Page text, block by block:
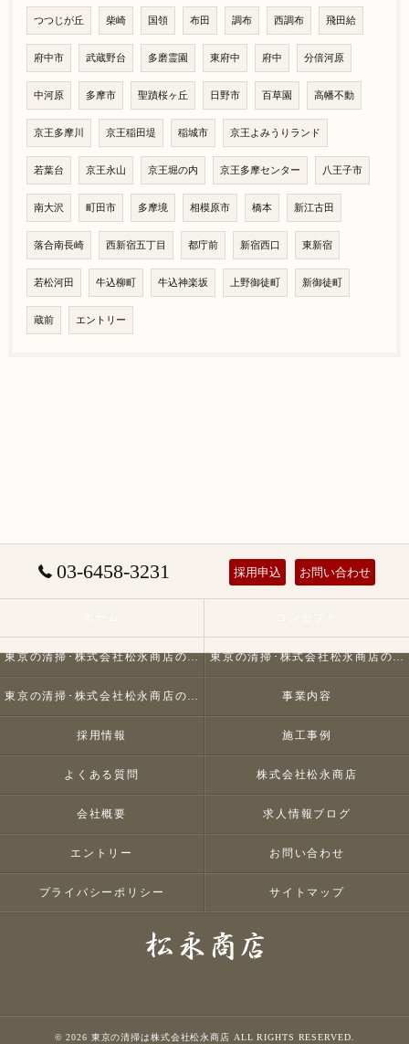
つつじが丘 柴崎 国領 布田 調布 西調布 飛田給
府中市 武蔵野台 多磨霊園 東府中 府中 分倍河原
中河原 多摩市 聖蹟桜ヶ丘 日野市 百草園 高幡不動
京王多摩川 京王稲田堤 稲城市 京王よみうりランド
若葉台 京王永山 京王堀の内 京王多摩センター 八王子市
南大沢 町田市 多摩境 相模原市 橋本 新江古田
落合南長崎 西新宿五丁目 都庁前 新宿西口 東新宿
若松河田 牛込柳町 牛込神楽坂 上野御徒町 新御徒町
蔵前 エントリー
03-6458-3231 採用申込 お問い合わせ
東京の清掃･株式会社松永商店の口コミ情報 東京の清掃･株式会社松永商店の評判
東京の清掃･株式会社松永商店のお客様の声 事業内容
採用情報 施工事例
よくある質問 株式会社松永商店
会社概要 求人情報ブログ
エントリー お問い合わせ
プライバシーポリシー サイトマップ
© 2026 東京の清掃は株式会社松永商店 ALL RIGHTS RESERVED.